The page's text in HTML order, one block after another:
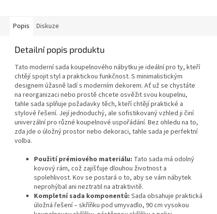
Popis Diskuze
Detailní popis produktu
Tato moderní sada koupelnového nábytku je ideální pro ty, kteří
chtějí spojit styl a praktickou funkčnost. S minimalistickým
designem úžasně ladí s moderním dekorem. Ať už se chystáte
na reorganizaci nebo prostě chcete osvěžit svou koupelnu,
tahle sada splňuje požadavky těch, kteří chtějí praktické a
stylové řešení. Její jednoduchý, ale sofistikovaný vzhled ji činí
univerzální pro různé koupelnové uspořádání. Bez ohledu na to,
zda jde o úložný prostor nebo dekoraci, tahle sada je perfektní
volba.
Použití prémiového materiálu: Tato sada má odolný
kovový rám, což zajišťuje dlouhou životnost a
spolehlivost. Kov se postará o to, aby se vám nábytek
neprohýbal ani neztratil na atraktivitě.
Kompletní sada komponentů: Sada obsahuje praktická
úložná řešení – skříňku pod umyvadlo, 90 cm vysokou